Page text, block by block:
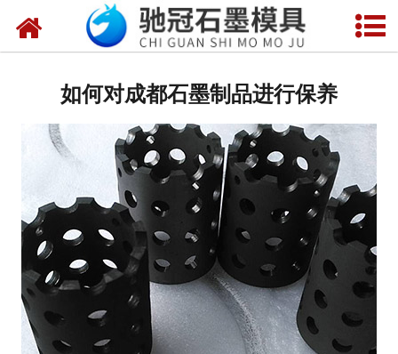
网站首页
新闻中心
联系我们
如何对成都石墨制品进行保养